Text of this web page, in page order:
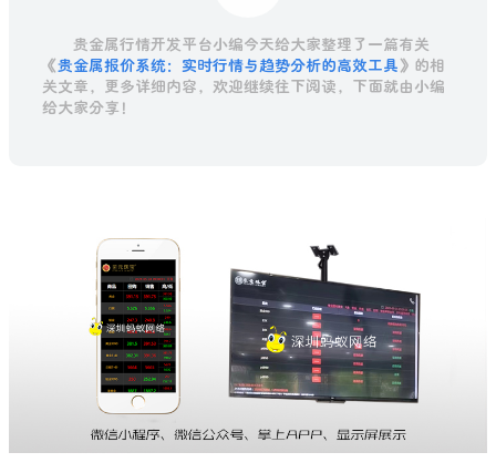
贵金属行情开发平台小编今天给大家整理了一篇有关
《贵金属报价系统：实时行情与趋势分析的高效工具》的相
关文章，更多详细内容，欢迎继续往下阅读，下面就由小编
给大家分享！